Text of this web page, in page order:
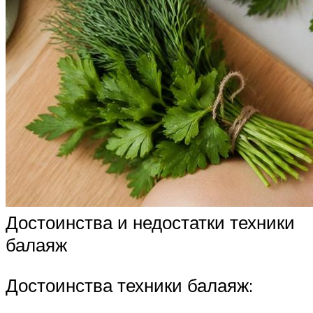
Достоинства и недостатки техники
балаяж
Достоинства техники балаяж: